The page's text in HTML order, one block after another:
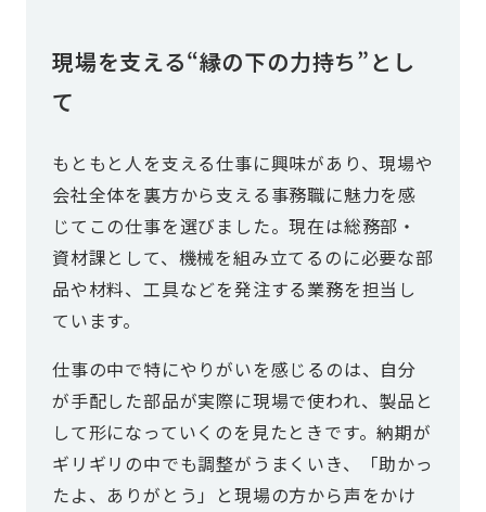
現場を支える“縁の下の力持ち”とし
て
もともと人を支える仕事に興味があり、現場や
会社全体を裏方から支える事務職に魅力を感
じてこの仕事を選びました。現在は総務部・
資材課として、機械を組み立てるのに必要な部
品や材料、工具などを発注する業務を担当し
ています。
仕事の中で特にやりがいを感じるのは、自分
が手配した部品が実際に現場で使われ、製品と
して形になっていくのを見たときです。納期が
ギリギリの中でも調整がうまくいき、「助かっ
たよ、ありがとう」と現場の方から声をかけ